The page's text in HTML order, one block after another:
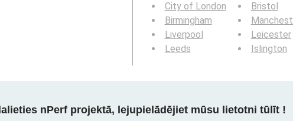
City of London
Birmingham
Liverpool
Leeds
Bristol
Leicester
Islington
nPerf projektā, lejupielādējiet mūsu lietotni tūlīt !